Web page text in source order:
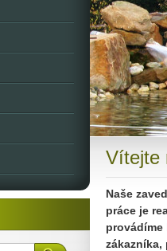
Vítejte
Naše
práce je
zákazníka,